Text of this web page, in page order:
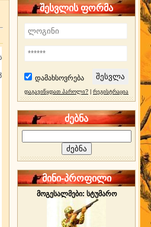
შესვლის ფორმა
დამახსოვრება
დაგავიწყდათ პაროლი? რეგისტრაცია
ძებნა
მინი-პროფილი
მოგესალმები: სტუმარო